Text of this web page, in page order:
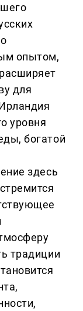
опытом,
для
уровня
богатой
здесь
традиции